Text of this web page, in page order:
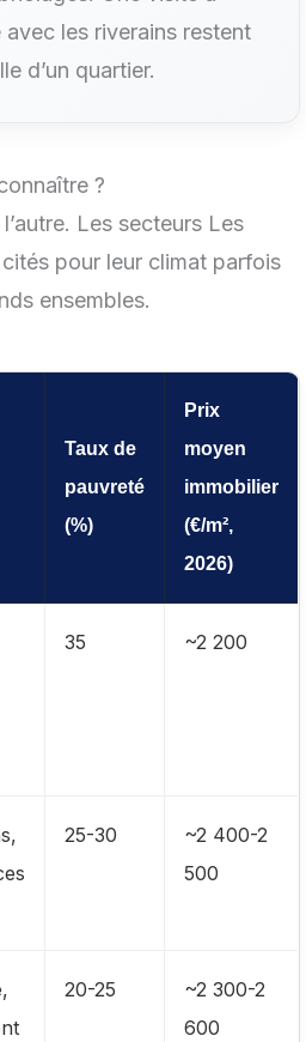
les riverains restent
d’un quartier.
?
Les secteurs Les
pour leur climat parfois
ensembles.
Taux de
pauvreté
(%)
Prix
moyen
immobilier
(€/m²,
2026)
35 ~2 200
25-30
~2 400-2
500
20-25
~2 300-2
600